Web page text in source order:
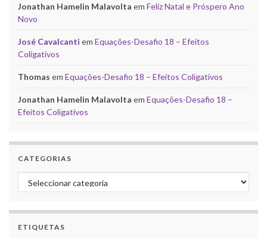
Jonathan Hamelin Malavolta em Feliz Natal e Próspero Ano
Novo
José Cavalcanti em Equações-Desafio 18 – Efeitos
Coligativos
Thomas em Equações-Desafio 18 – Efeitos Coligativos
Jonathan Hamelin Malavolta em Equações-Desafio 18 –
Efeitos Coligativos
CATEGORIAS
Categorias
ETIQUETAS